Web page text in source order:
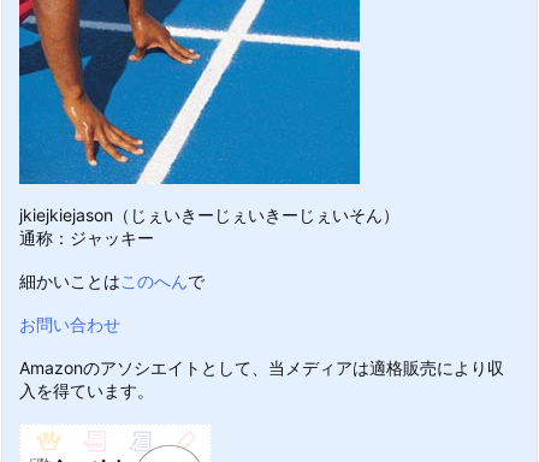
jkiejkiejason（じぇいきーじぇいきーじぇいそん）
通称：ジャッキー
細かいことはこのへんで
お問い合わせ
Amazonのアソシエイトとして、当メディアは適格販売により収
入を得ています。